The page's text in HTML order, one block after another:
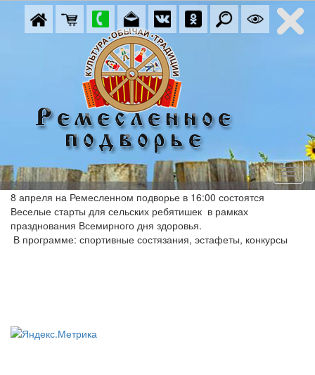
8 апреля на Ремесленном подворье в 16:00 состоятся
Веселые старты для сельских ребятишек  в рамках
празднования Всемирного дня здоровья.
В программе: спортивные состязания, эстафеты, конкурсы